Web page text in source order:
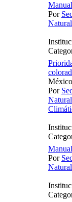
Por
Por
Por